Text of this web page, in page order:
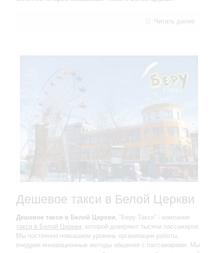
Читать далее
Дешевое такси в Белой Церкви
Дешевое такси в Белой Церкви , “Беру Такси” - компания
такси в Белой Церкви , которой доверяют тысячи пассажиров.
Мы постоянно повышаем уровень организации работы,
внедряя инновационные методы общения с пассажирами. Мы